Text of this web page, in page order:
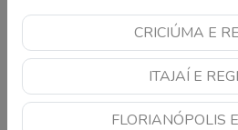
CRICIÚMA E
ITAJAÍ E
FLORIANÓPOLIS